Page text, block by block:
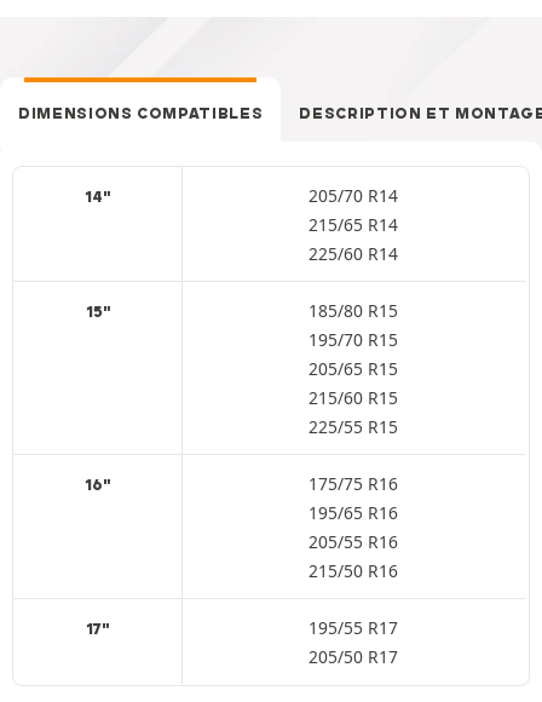
DIMENSIONS COMPATIBLES DESCRIPTION ET
14"
205/70 R14
215/65 R14
225/60 R14
15"
185/80 R15
195/70 R15
205/65 R15
215/60 R15
225/55 R15
16"
175/75 R16
195/65 R16
205/55 R16
215/50 R16
17"
195/55 R17
205/50 R17